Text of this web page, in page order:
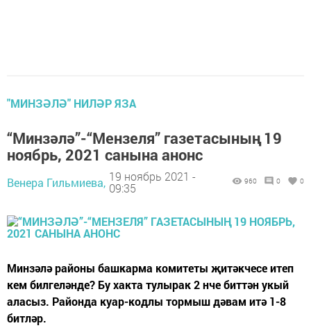
"МИНЗӘЛӘ" НИЛӘР ЯЗА
“Минзәлә”-“Мензеля” газетасының 19
ноябрь, 2021 санына анонс
Венера Гильмиева, 19 ноябрь 2021 -
09:35
960 0 0
Минзәлә районы башкарма комитеты җитәкчесе итеп
кем билгеләнде? Бу хакта тулырак 2 нче биттән укый
аласыз. Районда куар-кодлы тормыш дәвам итә 1-8
битләр.